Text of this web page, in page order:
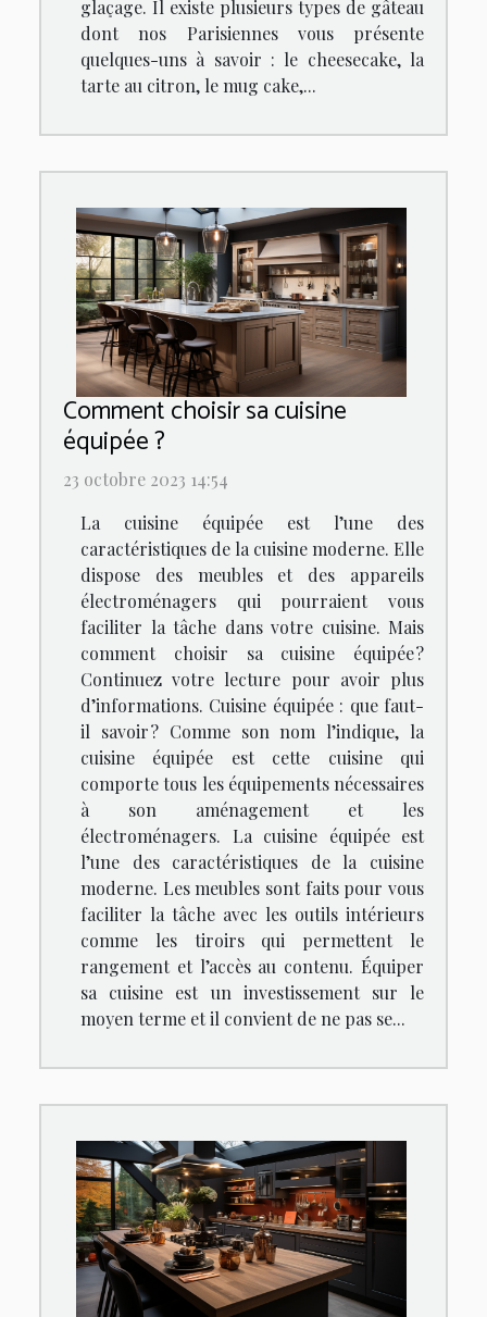
glaçage. Il existe plusieurs types de gâteau
dont nos Parisiennes vous présente
quelques-uns à savoir : le cheesecake, la
tarte au citron, le mug cake,...
Comment choisir sa cuisine
équipée ?
23 octobre 2023 14:54
La cuisine équipée est l’une des
caractéristiques de la cuisine moderne. Elle
dispose des meubles et des appareils
électroménagers qui pourraient vous
faciliter la tâche dans votre cuisine. Mais
comment choisir sa cuisine équipée ?
Continuez votre lecture pour avoir plus
d’informations. Cuisine équipée : que faut-
il savoir ? Comme son nom l’indique, la
cuisine équipée est cette cuisine qui
comporte tous les équipements nécessaires
à son aménagement et les
électroménagers. La cuisine équipée est
l’une des caractéristiques de la cuisine
moderne. Les meubles sont faits pour vous
faciliter la tâche avec les outils intérieurs
comme les tiroirs qui permettent le
rangement et l’accès au contenu. Équiper
sa cuisine est un investissement sur le
moyen terme et il convient de ne pas se...